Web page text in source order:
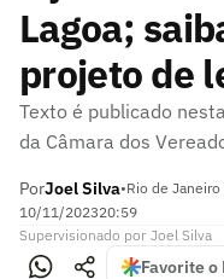
Lagoa;
projeto de
Texto é publicado
da Câmara dos
PorJoel Silva•Rio de Janeiro
10/11/202320:59
Supervisionado por Joel Silva
Favorite o